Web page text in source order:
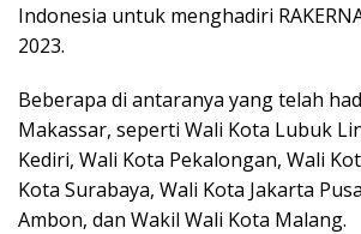
Indonesia untuk menghadiri
2023.
Beberapa di antaranya yang telah
Makassar, seperti Wali Kota Lubuk
Kediri, Wali Kota Pekalongan, Wali
Kota Surabaya, Wali Kota Jakarta
Ambon, dan Wakil Wali Kota Malang.